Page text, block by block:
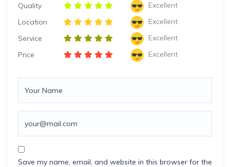
Quality
Excellent
Location
Excellent
Service
Excellent
Price
Excellent
Save my name, email, and website in this browser for the